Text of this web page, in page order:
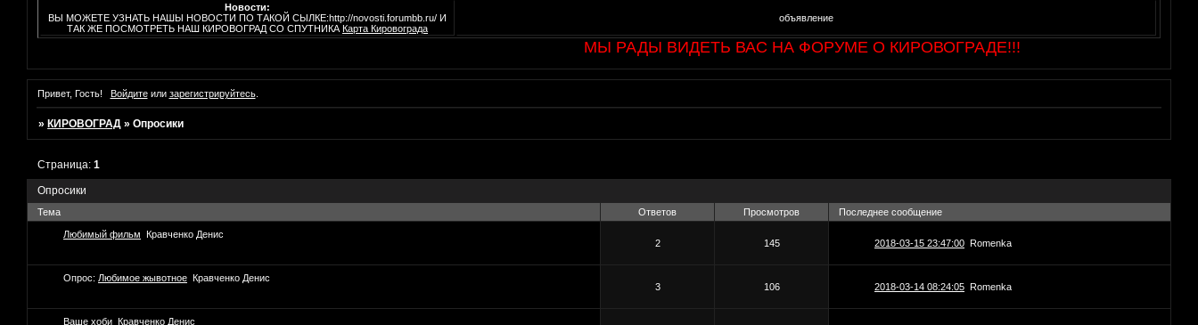
Новости:
ВЫ МОЖЕТЕ УЗНАТЬ НАШЫ НОВОСТИ ПО ТАКОЙ СЫЛКЕ:http://novosti.forumbb.ru/ И
ТАК ЖЕ ПОСМОТРЕТЬ НАШ КИРОВОГРАД СО СПУТНИКА Карта Кировограда
объявление
МЫ РАДЫ ВИДЕТЬ ВАС НА ФОРУМЕ О КИРОВОГРАДЕ!!!
Привет, Гость! Войдитеили зарегистрируйтесь.
» КИРОВОГРАД »Опросики
Опросики
Страница:1
Тема Ответов Просмотров Последнее сообщение
Любимый фильм Кравченко Денис
2
145 2018-03-15 23:47:00 Romenka
Опрос: Любимое жывотное Кравченко Денис
3
106 2018-03-14 08:24:05 Romenka
Ваше хоби Кравченко Денис